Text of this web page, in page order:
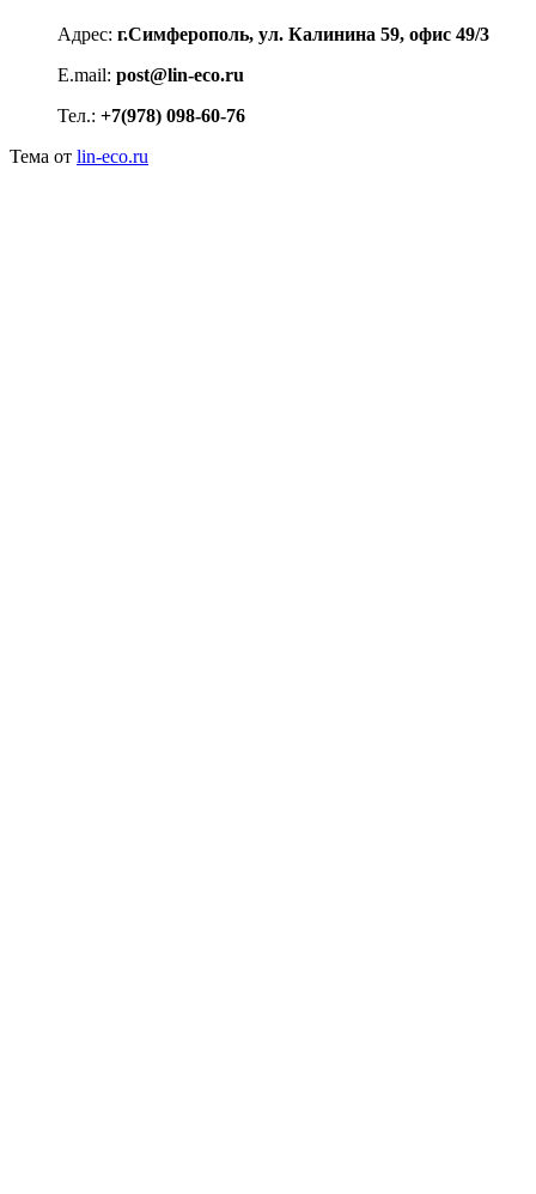
Адрес: г.Симферополь, ул. Калинина 59, офис 49/3
E.mail: post@lin-eco.ru
Тел.: +7(978) 098-60-76
Тема от lin-eco.ru